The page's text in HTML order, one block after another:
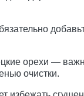
орехи —
очистки.